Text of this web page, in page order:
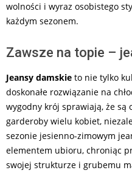
wolności i wyraz osobistego
każdym sezonem.
Zawsze na topie –
Jeansy damskie to nie tylko
doskonałe rozwiązanie na
wygodny krój sprawiają, że są
garderoby wielu kobiet,
sezonie jesienno-zimowym
elementem ubioru, chroniąc
swojej strukturze i grubemu